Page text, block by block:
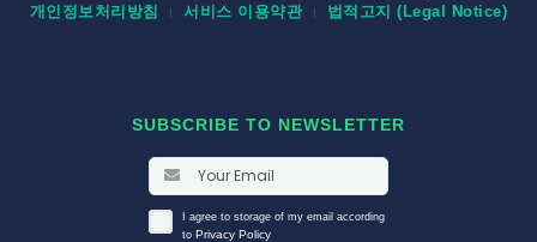
개인정보처리방침 서비스 이용약관 법적고지 (Legal Notice)
SUBSCRIBE TO NEWSLETTER
I agree to storage of my email according
to Privacy Policy